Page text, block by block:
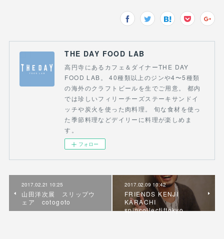
THE DAY FOOD LAB
高円寺にあるカフェ＆ダイナーTHE DAY
FOOD LAB。 40種類以上のジンや4〜5種類
の海外のクラフトビールを生でご用意。 都内
では珍しいフィリーチーズステーキサンドイ
ッチや炭火を使った肉料理。 旬な食材を使っ
た季節料理などデイリーに料理が楽しめま
す。
フォロー
2017.02.21 10:25
山田洋次展 スリップウ
ェア cotogoto
2017.02.09 10:42
FRIENDS KENJI
KARACHI
spincollectiftokyo